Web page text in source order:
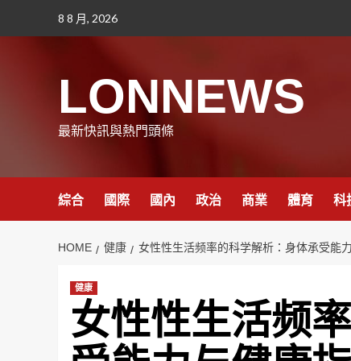
8 8 月, 2026
LONNEWS
最新快訊與熱門頭條
綜合 國際 國內 政治 商業 體育 科
HOME 健康 女性性生活频率的科学解析：身体承受能
健康
女性性生活频